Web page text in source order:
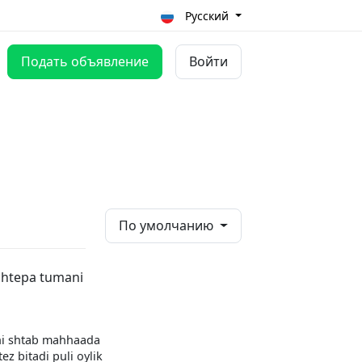
Русский
Подать объявление Войти
По умолчанию
tumani
shtab mahhaada
bitadi puli oylik